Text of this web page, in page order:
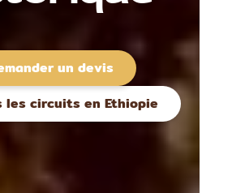
les circuits en Ethiopie
un devis